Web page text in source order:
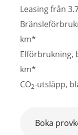
Leasing från
km*
Elförbrukning,
km*
CO2-utsläpp,
Boka